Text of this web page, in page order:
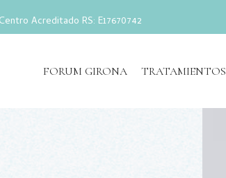
Acreditado RS: E17670742
FORUM GIRONA TRATAMIENTOS